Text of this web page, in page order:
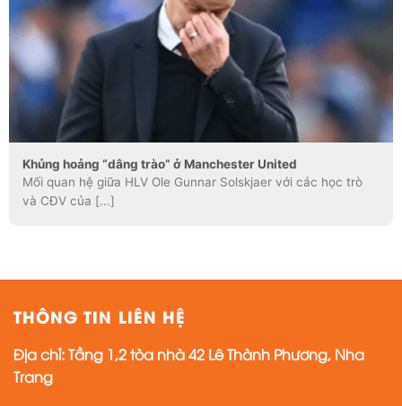
Khủng hoảng “dâng trào” ở Manchester United
Mối quan hệ giữa HLV Ole Gunnar Solskjaer với các học trò
và CĐV của [...]
THÔNG TIN LIÊN HỆ
Địa chỉ: Tầng 1,2 tòa nhà 42 Lê Thành Phương, Nha
Trang